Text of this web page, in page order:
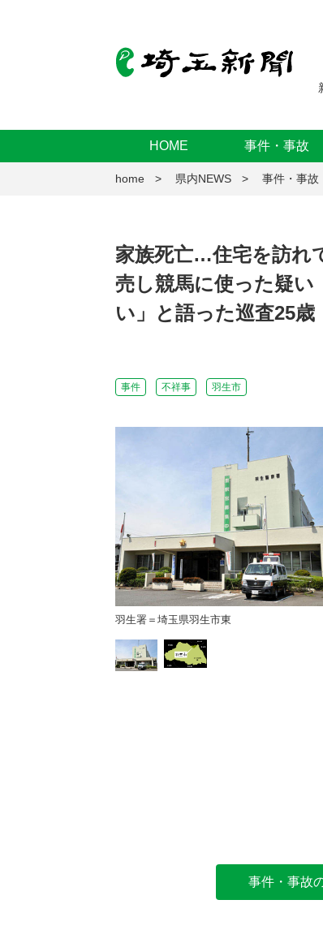
HOME 事件・事故
home 県内NEWS 事件・事故
家族死亡…住宅を訪れ
売し競馬に使った疑
い」と語った巡査25歳
事件 不祥事 羽生市
羽生署＝埼玉県羽生市東
事件・事故